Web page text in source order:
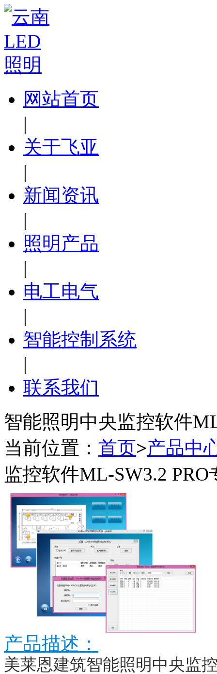
网站首页
|
关于飞亚
|
新闻资讯
|
照明产品
|
电工电气
|
智能控制系统
|
联系我们
智能照明中央监控软件
当前位置： 首页>产品中
监控软件ML-SW3.2 PRO
产品描述：
美莱恩建筑智能照明中央监